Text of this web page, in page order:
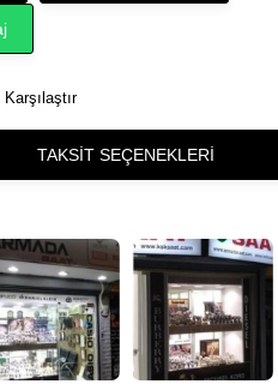
Karşılaştır
TAKSIT SEÇENEKLERI